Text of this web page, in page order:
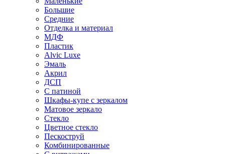
Большие
Средние
Отделка и материал
МДФ
Пластик
Alvic Luxe
Эмаль
Акрил
ДСП
С патиной
Шкафы-купе с зеркалом
Матовое зеркало
Стекло
Цветное стекло
Пескоструй
Комбинированные